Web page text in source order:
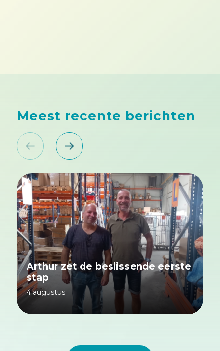
Meest recente berichten
Arthur zet de beslissende eerste
stap
4 augustus